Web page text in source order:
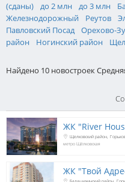
(сданы)
до 2 млн до 3 млн
Железнодорожный
Реутов
Павловский Посад Орехово-
район
Ногинский район
Найдено 10 новостроек
ЖК "River
Щелковский район
метро Щёлковская
ЖК "Твой